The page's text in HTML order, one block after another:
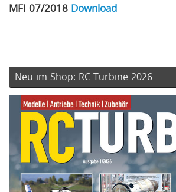
MFI 07/2018 Download
Neu im Shop: RC Turbine 2026